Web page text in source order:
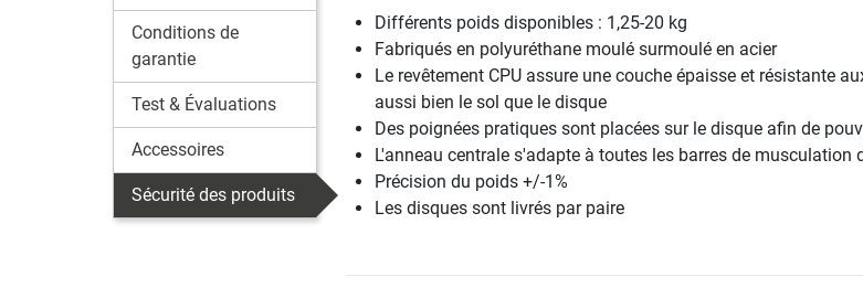
Conditions de
garantie
Test & Évaluations
Accessoires
Sécurité des produits
Différents poids disponibles : 1,25-20 kg
Fabriqués en polyuréthane moulé surmoulé en acier
Le revêtement CPU assure une couche épaisse et résistante
aussi bien le sol que le disque
Des poignées pratiques sont placées sur le disque afin de
L'anneau centrale s'adapte à toutes les barres de musculation
Précision du poids +/-1%
Les disques sont livrés par paire